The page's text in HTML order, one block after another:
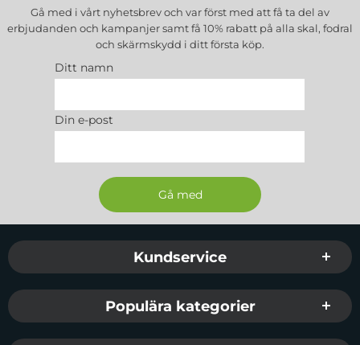
Gå med i vårt nyhetsbrev och var först med att få ta del av
erbjudanden och kampanjer samt få 10% rabatt på alla skal, fodral
och skärmskydd i ditt första köp.
Ditt namn
Din e-post
Sidfot Blandad info och länkar
Kundservice
Populära kategorier